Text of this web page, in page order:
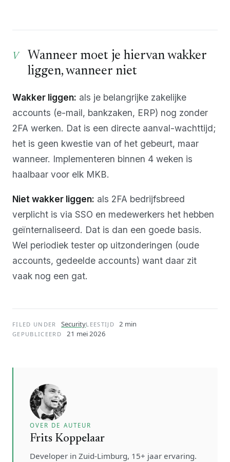
Wanneer moet je hiervan wakker
liggen, wanneer niet
Wakker liggen: als je belangrijke zakelijke
accounts (e-mail, bankzaken, ERP) nog zonder
2FA werken. Dat is een directe aanval-wachttijd;
het is geen kwestie van of het gebeurt, maar
wanneer. Implementeren binnen 4 weken is
haalbaar voor elk MKB.
Niet wakker liggen: als 2FA bedrijfsbreed
verplicht is via SSO en medewerkers het hebben
geïnternaliseerd. Dat is dan een goede basis.
Wel periodiek tester op uitzonderingen (oude
accounts, gedeelde accounts) want daar zit
vaak nog een gat.
FILED UNDER SecurityLEESTIJD 2 min
GEPUBLICEERD 21 mei 2026
OVER DE AUTEUR
Frits Koppelaar
Developer in Zuid-Limburg, 15+ jaar ervaring.